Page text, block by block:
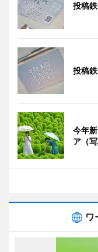
投稿
投稿
今年
ア（
ワ